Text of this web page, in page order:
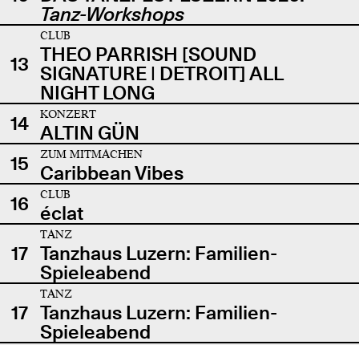
Tanz-Workshops
13
CLUB
THEO PARRISH [SOUND
SIGNATURE | DETROIT] ALL
NIGHT LONG
14
KONZERT
ALTIN GÜN
15
ZUM MITMACHEN
Caribbean Vibes
16
CLUB
éclat
17
TANZ
Tanzhaus Luzern: Familien-
Spieleabend
17
TANZ
Tanzhaus Luzern: Familien-
Spieleabend